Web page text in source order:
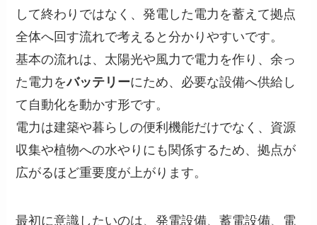
して終わりではなく、発電した電力を蓄えて拠点
全体へ回す流れで考えると分かりやすいです。
基本の流れは、太陽光や風力で電力を作り、余っ
た電力をバッテリーにため、必要な設備へ供給し
て自動化を動かす形です。
電力は建築や暮らしの便利機能だけでなく、資源
収集や植物への水やりにも関係するため、拠点が
広がるほど重要度が上がります。
最初に意識したいのは、発電設備、蓄電設備、電